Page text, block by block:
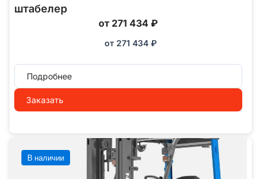
штабелер
от 271 434 ₽
от 271 434 ₽
Подробнее
Заказать
В наличии